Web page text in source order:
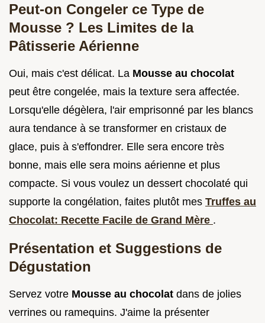
Peut-on Congeler ce Type de
Mousse ? Les Limites de la
Pâtisserie Aérienne
Oui, mais c'est délicat. La Mousse au chocolat
peut être congelée, mais la texture sera affectée.
Lorsqu'elle dégèlera, l'air emprisonné par les blancs
aura tendance à se transformer en cristaux de
glace, puis à s'effondrer. Elle sera encore très
bonne, mais elle sera moins aérienne et plus
compacte. Si vous voulez un dessert chocolaté qui
supporte la congélation, faites plutôt mes Truffes au
Chocolat: Recette Facile de Grand Mère .
Présentation et Suggestions de
Dégustation
Servez votre Mousse au chocolat dans de jolies
verrines ou ramequins. J'aime la présenter